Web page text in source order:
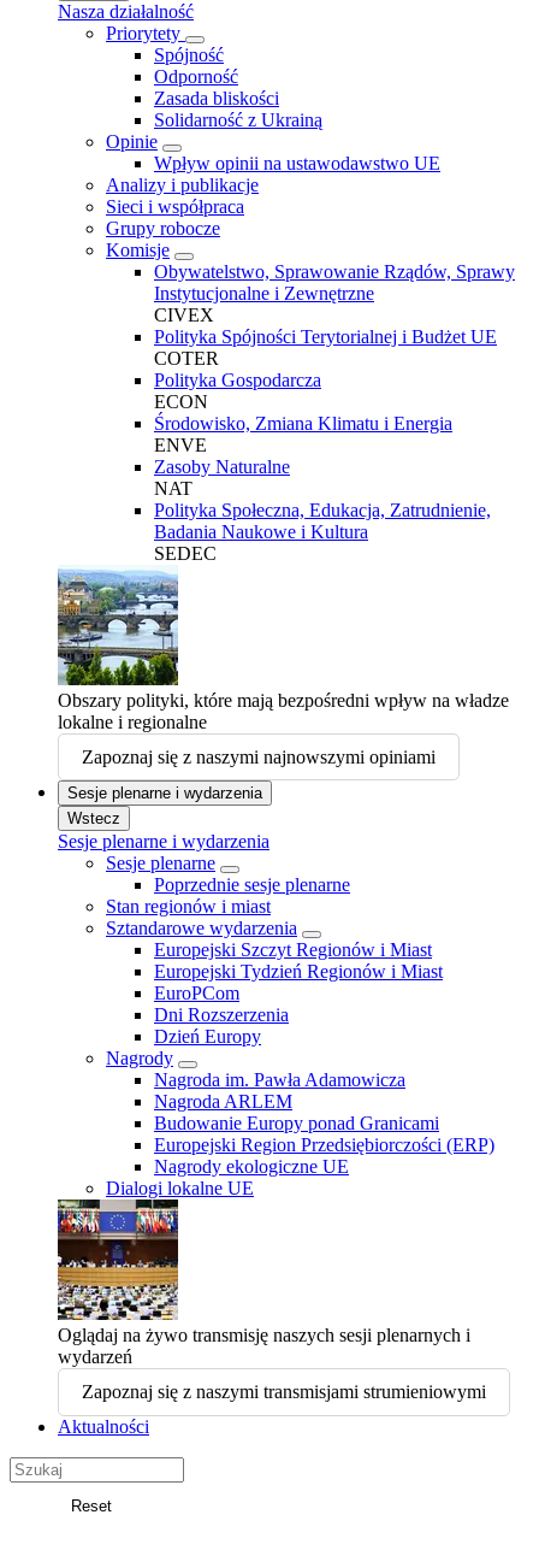
Nasza działalność
Priorytety
Spójność
Odporność
Zasada bliskości
Solidarność z Ukrainą
Opinie
Wpływ opinii na ustawodawstwo UE
Analizy i publikacje
Sieci i współpraca
Grupy robocze
Komisje
Obywatelstwo, Sprawowanie Rządów, Sprawy
Instytucjonalne i Zewnętrzne
CIVEX
Polityka Spójności Terytorialnej i Budżet UE
COTER
Polityka Gospodarcza
ECON
Środowisko, Zmiana Klimatu i Energia
ENVE
Zasoby Naturalne
NAT
Polityka Społeczna, Edukacja, Zatrudnienie,
Badania Naukowe i Kultura
SEDEC
Obszary polityki, które mają bezpośredni wpływ na władze
lokalne i regionalne
Zapoznaj się z naszymi najnowszymi opiniami
Sesje plenarne i wydarzenia
Wstecz
Sesje plenarne i wydarzenia
Sesje plenarne
Poprzednie sesje plenarne
Stan regionów i miast
Sztandarowe wydarzenia
Europejski Szczyt Regionów i Miast
Europejski Tydzień Regionów i Miast
EuroPCom
Dni Rozszerzenia
Dzień Europy
Nagrody
Nagroda im. Pawła Adamowicza
Nagroda ARLEM
Budowanie Europy ponad Granicami
Europejski Region Przedsiębiorczości (ERP)
Nagrody ekologiczne UE
Dialogi lokalne UE
Oglądaj na żywo transmisję naszych sesji plenarnych i
wydarzeń
Zapoznaj się z naszymi transmisjami strumieniowymi
Aktualności
Search
in
EuropejskiReset